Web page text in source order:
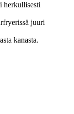
herkullisesti
juuri
kanasta.